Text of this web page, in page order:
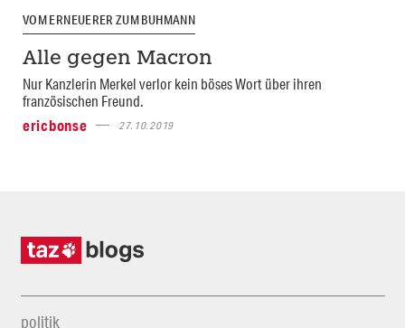
VOM ERNEUERER ZUM BUHMANN
Alle gegen Macron
Nur Kanzlerin Merkel verlor kein böses Wort über ihren
französischen Freund.
ericbonse
27.10.2019
politik